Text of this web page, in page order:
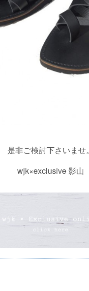
是非ご検討下さいませ。
wjk×exclusive 影山